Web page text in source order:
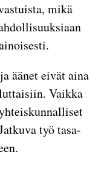
mikä
äänet eivät aina
Vaikka
työ tasa-